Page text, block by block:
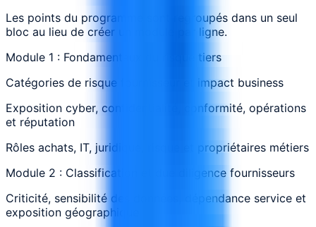
Les points du programme sont regroupés dans un seul
bloc au lieu de créer un module par ligne.
Module 1 : Fondamentaux du risque tiers
Catégories de risque fournisseur et impact business
Exposition cyber, confidentialité, conformité, opérations
et réputation
Rôles achats, IT, juridique, risque et propriétaires métiers
Module 2 : Classification et due diligence fournisseurs
Criticité, sensibilité des données, dépendance service et
exposition géographique